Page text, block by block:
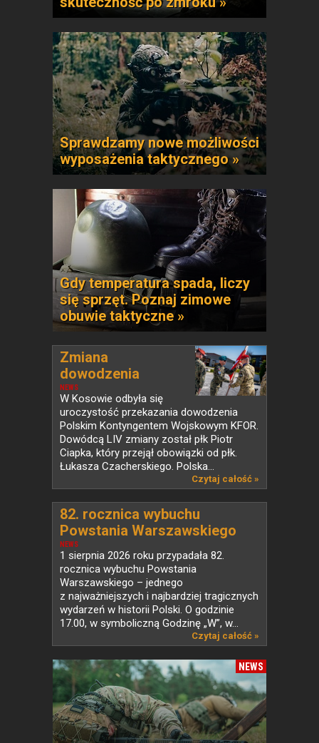
Sprawdzamy nowe możliwości
wyposażenia taktycznego »
Gdy temperatura spada, liczy
się sprzęt. Poznaj zimowe
obuwie taktyczne »
NEWS
Zmiana
dowodzenia
Polskim...
W Kosowie odbyła się
uroczystość przekazania dowodzenia
Polskim Kontyngentem Wojskowym KFOR.
Dowódcą LIV zmiany został płk Piotr
Ciapka, który przejął obowiązki od płk.
Łukasza Czacherskiego. Polska...
Czytaj całość »
NEWS
82. rocznica wybuchu
Powstania Warszawskiego
1 sierpnia 2026 roku przypadała 82.
rocznica wybuchu Powstania
Warszawskiego – jednego
z najważniejszych i najbardziej tragicznych
wydarzeń w historii Polski. O godzinie
17.00, w symboliczną Godzinę „W”, w...
Czytaj całość »
NEWS